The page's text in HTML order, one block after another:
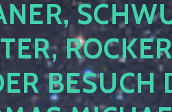
BESUCH